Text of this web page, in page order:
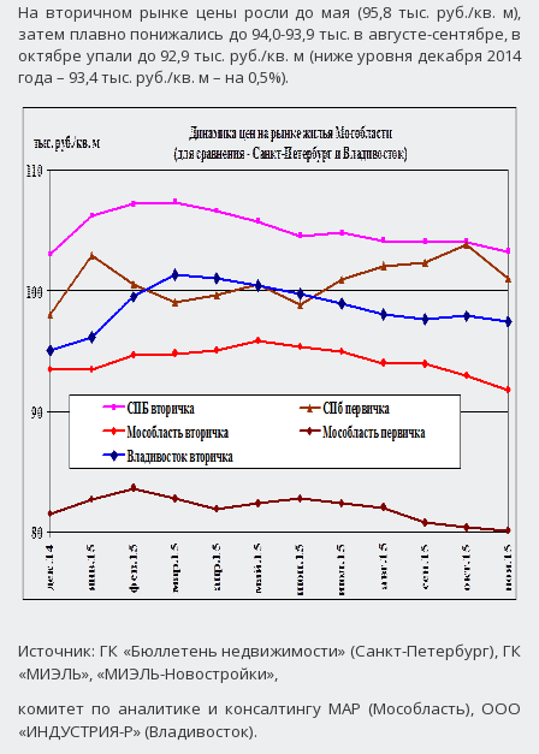
На вторичном рынке цены росли до мая (95,8 тыс. руб./кв. м),
затем плавно понижались до 94,0-93,9 тыс. в августе-сентябре, в
октябре упали до 92,9 тыс. руб./кв. м (ниже уровня декабря 2014
года – 93,4 тыс. руб./кв. м – на 0,5%).
Источник: ГК «Бюллетень недвижимости» (Санкт-Петербург), ГК
«МИЭЛЬ», «МИЭЛЬ-Новостройки»,
комитет по аналитике и консалтингу МАР (Мособласть), ООО
«ИНДУСТРИЯ-Р» (Владивосток).